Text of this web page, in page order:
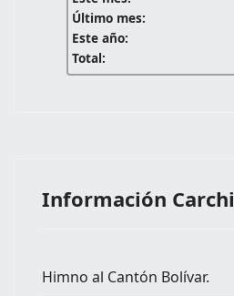
Último mes:
Este año:
Total:
Información Carchi
Himno al Cantón Bolívar.